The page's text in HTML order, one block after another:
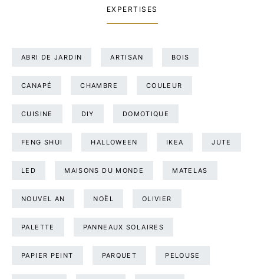
EXPERTISES
ABRI DE JARDIN ARTISAN BOIS
CANAPÉ CHAMBRE COULEUR
CUISINE DIY DOMOTIQUE
FENG SHUI HALLOWEEN IKEA JUTE
LED MAISONS DU MONDE MATELAS
NOUVEL AN NOËL OLIVIER
PALETTE PANNEAUX SOLAIRES
PAPIER PEINT PARQUET PELOUSE